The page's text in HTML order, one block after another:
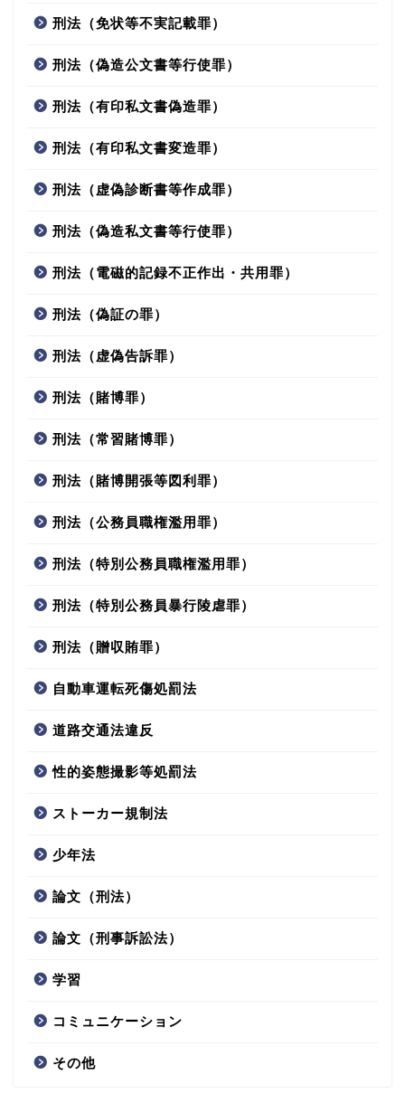
刑法（免状等不実記載罪）
刑法（偽造公文書等行使罪）
刑法（有印私文書偽造罪）
刑法（有印私文書変造罪）
刑法（虚偽診断書等作成罪）
刑法（偽造私文書等行使罪）
刑法（電磁的記録不正作出・共用罪）
刑法（偽証の罪）
刑法（虚偽告訴罪）
刑法（賭博罪）
刑法（常習賭博罪）
刑法（賭博開張等図利罪）
刑法（公務員職権濫用罪）
刑法（特別公務員職権濫用罪）
刑法（特別公務員暴行陵虐罪）
刑法（贈収賄罪）
自動車運転死傷処罰法
道路交通法違反
性的姿態撮影等処罰法
ストーカー規制法
少年法
論文（刑法）
論文（刑事訴訟法）
学習
コミュニケーション
その他